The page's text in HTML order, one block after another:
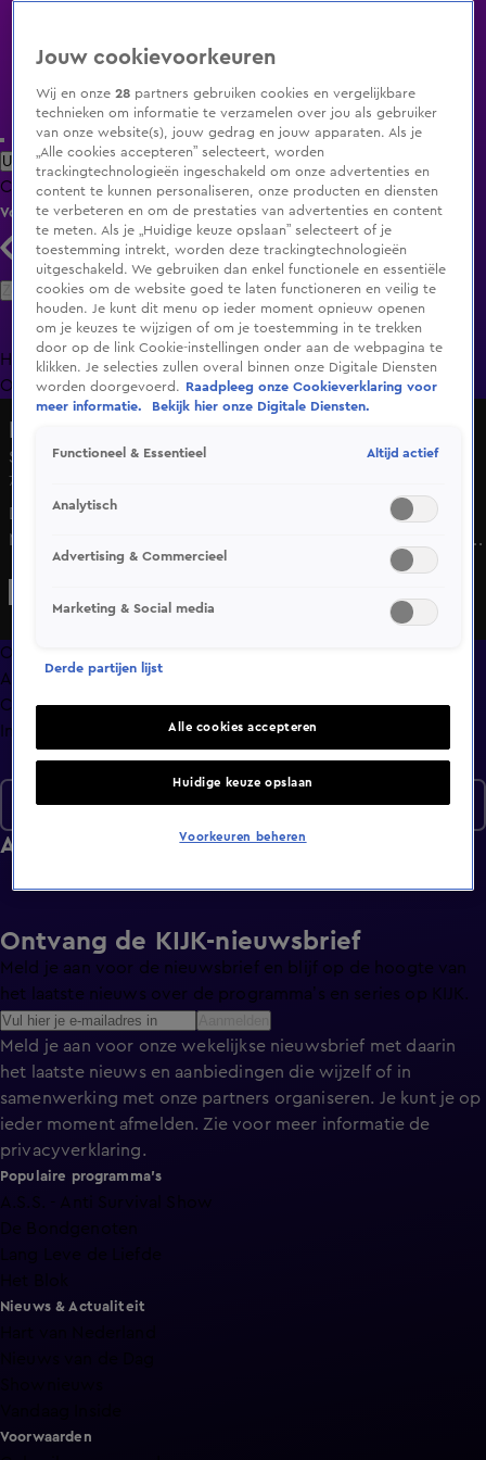
Uitzending Gemist Populaire programma's Zenders Genres
ClipsFilmsRadioSmart TV inlogShop
Volg KIJK
Zoeken
HomeUitzending Gemist Programma's De Bondgenoten
OranjezomerLivestreamsShop
Seizoen 5, aflevering 3
7 juni 2025, 20:29
Drie castleden van 'Goede Tijden, Slechte Tijden', Bas
Muijs, Ferri Somogyi en Marly van der Velden, nemen het
tegen elkaar op in verschillende behendigheidsspellen en
Overzicht
Afleveringen
Clips
Info
Afleveringen
Seizoen 5
Ontvang de KIJK-nieuwsbrief
Meld je aan voor de nieuwsbrief en blijf op de hoogte van
het laatste nieuws over de programma’s en series op KIJK.
Meld je aan voor onze wekelijkse nieuwsbrief met daarin
het laatste nieuws en aanbiedingen die wijzelf of in
samenwerking met onze partners organiseren. Je kunt je op
ieder moment afmelden. Zie voor meer informatie de
privacyverklaring.
Populaire programma's
A.S.S. - Anti Survival Show
De Bondgenoten
Lang Leve de Liefde
Het Blok
Nieuws & Actualiteit
Voorwaarden
Jouw cookievoorkeuren
Wij en onze28 partners gebruiken cookies en vergelijkbare
technieken om informatie te verzamelen over jou als gebruiker
van onze website(s), jouw gedrag en jouw apparaten. Als je
„Alle cookies accepteren” selecteert, worden
trackingtechnologieën ingeschakeld om onze advertenties en
content te kunnen personaliseren, onze producten en diensten
te verbeteren en om de prestaties van advertenties en content
te meten. Als je „Huidige keuze opslaan” selecteert of je
toestemming intrekt, worden deze trackingtechnologieën
uitgeschakeld. We gebruiken dan enkel functionele en essentiële
cookies om de website goed te laten functioneren en veilig te
houden. Je kunt dit menu op ieder moment opnieuw openen
om je keuzes te wijzigen of om je toestemming in te trekken
door op de link Cookie-instellingen onder aan de webpagina te
klikken. Je selecties zullen overal binnen onze Digitale Diensten
worden doorgevoerd.
Raadpleeg onze Cookieverklaring voor
meer informatie.
Bekijk hier onze Digitale Diensten.
Functioneel & Essentieel Altijd actief
Analytisch
Advertising & Commercieel
Marketing & Social media
Derde partijen lijst
Alle cookies accepteren
Huidige keuze opslaan
Voorkeuren beheren